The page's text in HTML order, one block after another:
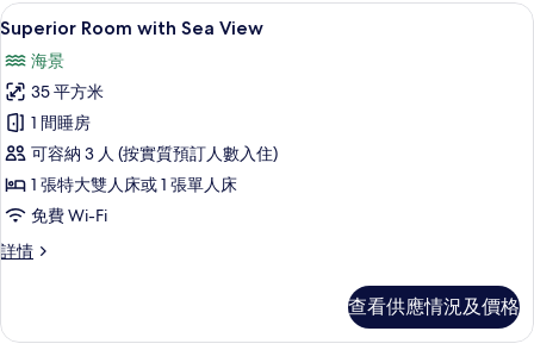
載
所
有
Superior
Room
with
Sea
View
片
5
Superior Room with Sea View
海景
35 平方米
1 間睡房
可容納 3 人 (按實質預訂人數入住)
1 張特大雙人床或 1 張單人床
免費 Wi-Fi
詳情
Superior
View
查看供應情況及價格